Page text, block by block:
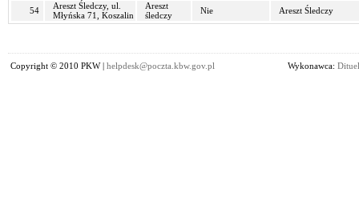
54
Areszt Śledczy, ul.
Młyńska 71, Koszalin
Areszt
śledczy
Nie Areszt Śledczy
Copyright © 2010 PKW | helpdesk@poczta.kbw.gov.pl Wykonawca: